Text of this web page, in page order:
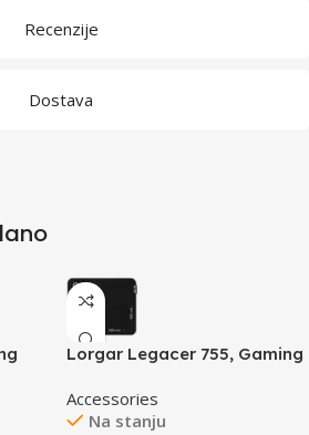
Recenzije
Dostava
x
Lorgar Legacer 755, Gaming
surface, Purple anti-slip
rubber base, size: 500mm x
Accessories
Na stanju